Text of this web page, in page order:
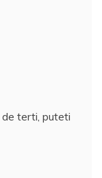
terti, puteti